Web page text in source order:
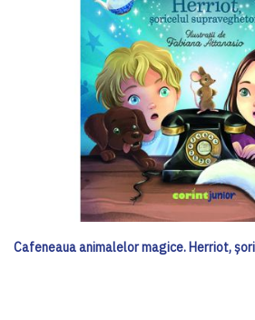
Cafeneaua animalelor magice. Herriot,